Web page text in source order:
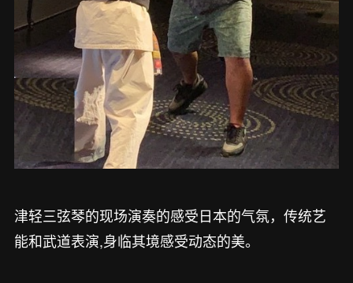
津轻三弦琴的现场演奏的感受日本的气氛，传统艺
能和武道表演,身临其境感受动态的美。